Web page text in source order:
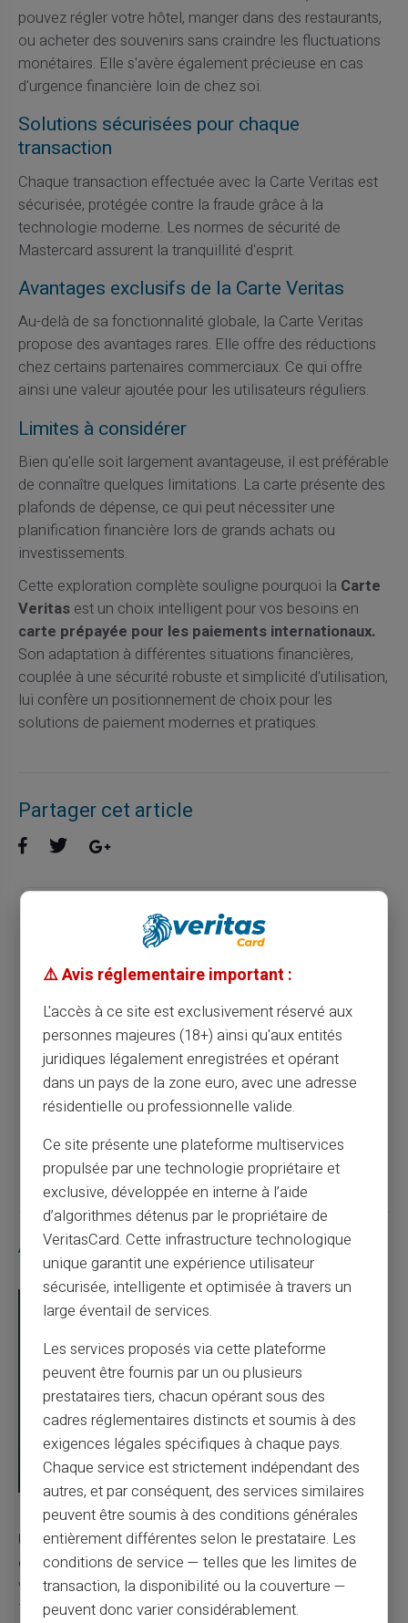
pouvez régler votre hôtel, manger dans des restaurants,
ou acheter des souvenirs sans craindre les fluctuations
monétaires. Elle s'avère également précieuse en cas
d'urgence financière loin de chez soi.
Solutions sécurisées pour chaque
transaction
Chaque transaction effectuée avec la Carte Veritas est
sécurisée, protégée contre la fraude grâce à la
technologie moderne. Les normes de sécurité de
Mastercard assurent la tranquillité d'esprit.
Avantages exclusifs de la Carte Veritas
Au-delà de sa fonctionnalité globale, la Carte Veritas
propose des avantages rares. Elle offre des réductions
chez certains partenaires commerciaux. Ce qui offre
ainsi une valeur ajoutée pour les utilisateurs réguliers.
Limites à considérer
Bien qu'elle soit largement avantageuse, il est préférable
de connaître quelques limitations. La carte présente des
plafonds de dépense, ce qui peut nécessiter une
planification financière lors de grands achats ou
investissements.
Cette exploration complète souligne pourquoi la Carte
Veritasest un choix intelligent pour vos besoins en
carte prépayée pour les paiements internationaux.
Son adaptation à différentes situations financières,
couplée à une sécurité robuste et simplicité d'utilisation,
lui confère un positionnement de choix pour les
solutions de paiement modernes et pratiques.
Partager cet article
Guide pratique : choisir la carte prépayée
idéale pour les jeunes adultes
Guide complet pour ouvrir un compte
bancaire en ligne avec carte prépayée
Article suivant
Articles similaires
03/08/2026 Veritas Carte prépayée
Une carte bancaire gratuite sans compte, ça
existe ?
Vous avez tapé cette recherche parce que votre banque vous
facture 50 € par an pour une carte que vo...
⚠️ Avis réglementaire important :
L'accès à ce site est exclusivement réservé aux
personnes majeures (18+) ainsi qu'aux entités
juridiques légalement enregistrées et opérant
dans un pays de la zone euro, avec une adresse
résidentielle ou professionnelle valide.
Ce site présente une plateforme multiservices
propulsée par une technologie propriétaire et
exclusive, développée en interne à l’aide
d’algorithmes détenus par le propriétaire de
VeritasCard. Cette infrastructure technologique
unique garantit une expérience utilisateur
sécurisée, intelligente et optimisée à travers un
large éventail de services.
Les services proposés via cette plateforme
peuvent être fournis par un ou plusieurs
prestataires tiers, chacun opérant sous des
cadres réglementaires distincts et soumis à des
exigences légales spécifiques à chaque pays.
Chaque service est strictement indépendant des
autres, et par conséquent, des services similaires
peuvent être soumis à des conditions générales
entièrement différentes selon le prestataire. Les
conditions de service — telles que les limites de
transaction, la disponibilité ou la couverture —
peuvent donc varier considérablement.